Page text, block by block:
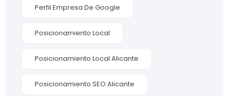
Perfil Empresa De Google
Posicionamiento Local
Posicionamiento Local Alicante
Posicionamiento SEO Alicante